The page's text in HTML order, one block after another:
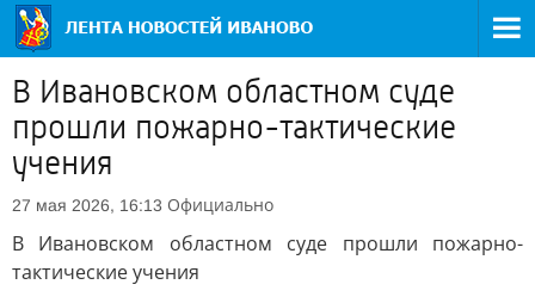
В Ивановском областном суде
прошли пожарно-тактические
учения
27 мая 2026, 16:13 Официально
В Ивановском областном суде прошли пожарно-
тактические учения